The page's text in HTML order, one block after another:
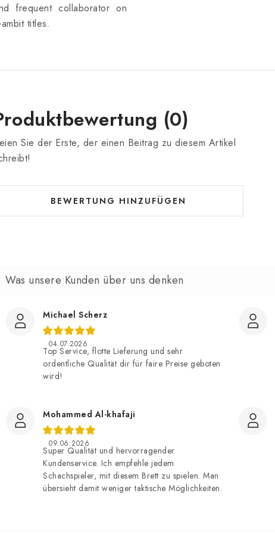
frequent collaborator on
titles.
(0)
Sie der Erste, der einen Beitrag zu diesem Artikel
BEWERTUNG HINZUFÜGEN
Michael Scherz
04.07.2026
Top Service, flotte Lieferung und sehr
ordentliche Qualität dir für faire Preise geboten
wird!
Mohammed Al-khafaji
09.06.2026
Super Qualität und hervorragender
Kundenservice. Ich empfehle jedem
Schachspieler, mit diesem Brett zu spielen. Man
übersieht damit weniger taktische Möglichkeiten.